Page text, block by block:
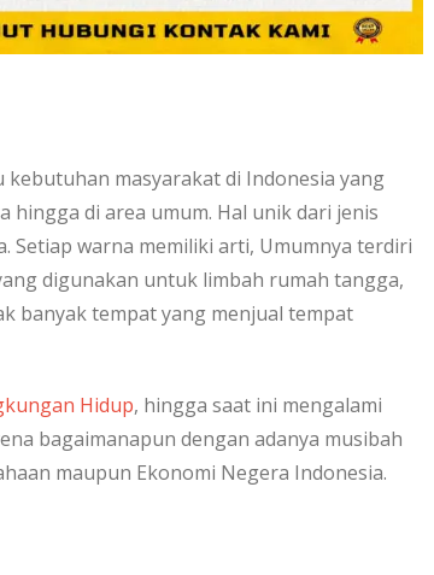
masyarakat di Indonesia yang
di area umum. Hal unik dari jenis
Setiap warna memiliki arti, Umumnya terdiri
digunakan untuk limbah rumah tangga,
banyak tempat yang menjual tempat
Hidup, hingga saat ini mengalami
bagaimanapun dengan adanya musibah
maupun Ekonomi Negera Indonesia.